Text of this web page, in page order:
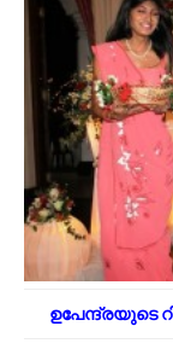
ഉപേന്ദ്രയുടെ